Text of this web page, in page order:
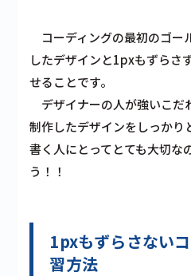
コーディングの最初のゴー
したデザインと1pxもずらさ
せることです。
デザイナーの人が強いこだ
制作したデザインをしっかり
書く人にとってとても大切な
う！！
1pxもずらさない
習方法